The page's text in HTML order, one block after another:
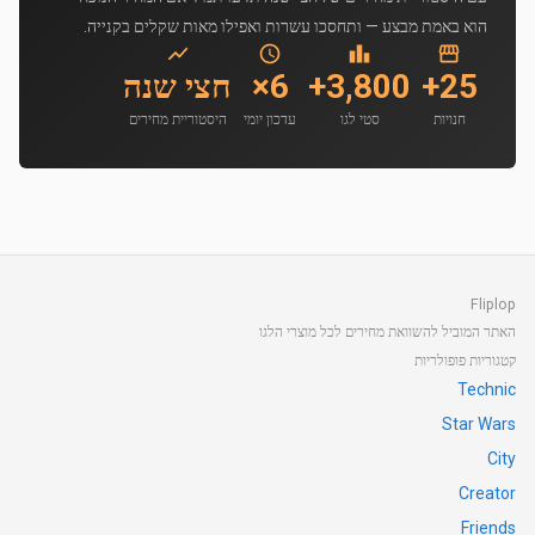
הוא באמת מבצע — ותחסכו עשרות ואפילו מאות שקלים בקנייה.
25+
חנויות
3,800+
סטי לגו
6×
עדכון יומי
חצי שנה
היסטוריית מחירים
Fliplop
האתר המוביל להשוואת מחירים לכל מוצרי הלגו
קטגוריות פופולריות
Technic
Star Wars
City
Creator
Friends